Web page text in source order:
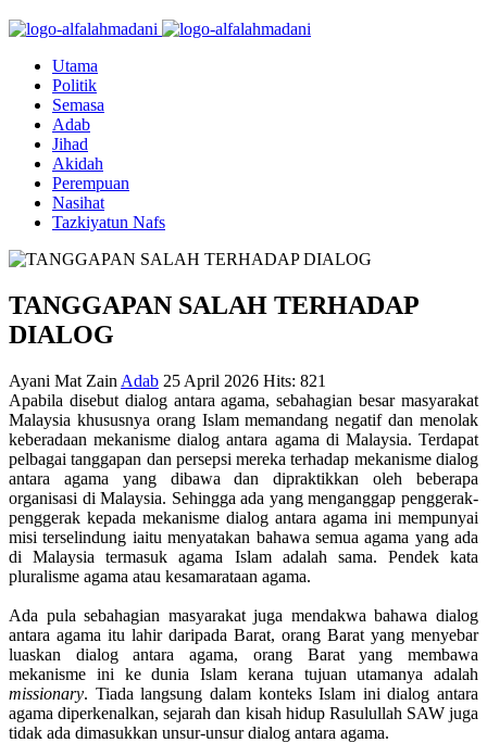
Utama
Politik
Semasa
Adab
Jihad
Akidah
Perempuan
Nasihat
Tazkiyatun Nafs
TANGGAPAN SALAH TERHADAP
DIALOG
Ayani Mat Zain Adab 25 April 2026 Hits: 821
Apabila disebut dialog antara agama, sebahagian besar masyarakat
Malaysia khususnya orang Islam memandang negatif dan menolak
keberadaan mekanisme dialog antara agama di Malaysia. Terdapat
pelbagai tanggapan dan persepsi mereka terhadap mekanisme dialog
antara agama yang dibawa dan dipraktikkan oleh beberapa
organisasi di Malaysia. Sehingga ada yang menganggap penggerak-
penggerak kepada mekanisme dialog antara agama ini mempunyai
misi terselindung iaitu menyatakan bahawa semua agama yang ada
di Malaysia termasuk agama Islam adalah sama. Pendek kata
pluralisme agama atau kesamarataan agama.
Ada pula sebahagian masyarakat juga mendakwa bahawa dialog
antara agama itu lahir daripada Barat, orang Barat yang menyebar
luaskan dialog antara agama, orang Barat yang membawa
mekanisme ini ke dunia Islam kerana tujuan utamanya adalah
missionary. Tiada langsung dalam konteks Islam ini dialog antara
agama diperkenalkan, sejarah dan kisah hidup Rasulullah SAW juga
tidak ada dimasukkan unsur-unsur dialog antara agama.